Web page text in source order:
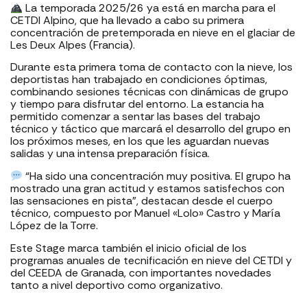
La temporada 2025/26 ya está en marcha para el
CETDI Alpino, que ha llevado a cabo su primera
concentración de pretemporada en nieve en el glaciar de
Les Deux Alpes (Francia).
Durante esta primera toma de contacto con la nieve, los
deportistas han trabajado en condiciones óptimas,
combinando sesiones técnicas con dinámicas de grupo
y tiempo para disfrutar del entorno. La estancia ha
permitido comenzar a sentar las bases del trabajo
técnico y táctico que marcará el desarrollo del grupo en
los próximos meses, en los que les aguardan nuevas
salidas y una intensa preparación física.
“Ha sido una concentración muy positiva. El grupo ha
mostrado una gran actitud y estamos satisfechos con
las sensaciones en pista”, destacan desde el cuerpo
técnico, compuesto por Manuel «Lolo» Castro y María
López de la Torre.
Este Stage marca también el inicio oficial de los
programas anuales de tecnificación en nieve del CETDI y
del CEEDA de Granada, con importantes novedades
tanto a nivel deportivo como organizativo.